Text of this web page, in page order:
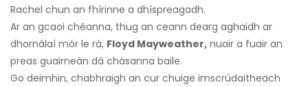
Rachel chun an fhírinne a dhíspreagadh.
Ar an gcaoi chéanna, thug an ceann dearg aghaidh ar
dhornálaí mór le rá, Floyd Mayweather, nuair a fuair an
preas guairneán dá chásanna baile.
Go deimhin, chabhraigh an cur chuige imscrúdaitheach